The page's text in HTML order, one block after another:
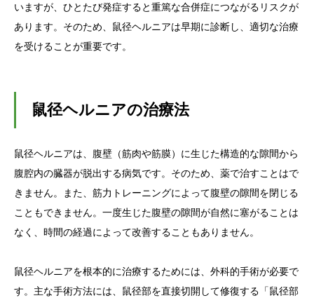
いますが、ひとたび発症すると重篤な合併症につながるリスクが
あります。そのため、鼠径ヘルニアは早期に診断し、適切な治療
を受けることが重要です。
鼠径ヘルニアの治療法
鼠径ヘルニアは、腹壁（筋肉や筋膜）に生じた構造的な隙間から
腹腔内の臓器が脱出する病気です。そのため、薬で治すことはで
きません。また、筋力トレーニングによって腹壁の隙間を閉じる
こともできません。一度生じた腹壁の隙間が自然に塞がることは
なく、時間の経過によって改善することもありません。
鼠径ヘルニアを根本的に治療するためには、外科的手術が必要で
す。主な手術方法には、鼠径部を直接切開して修復する「鼠径部